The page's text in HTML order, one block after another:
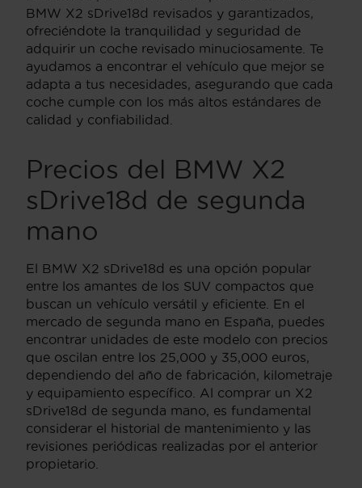
BMW X2 sDrive18d revisados y garantizados,
ofreciéndote la tranquilidad y seguridad de
adquirir un coche revisado minuciosamente. Te
ayudamos a encontrar el vehículo que mejor se
adapta a tus necesidades, asegurando que cada
coche cumple con los más altos estándares de
calidad y confiabilidad.
Precios del BMW X2
sDrive18d de segunda
mano
El BMW X2 sDrive18d es una opción popular
entre los amantes de los SUV compactos que
buscan un vehículo versátil y eficiente. En el
mercado de segunda mano en España, puedes
encontrar unidades de este modelo con precios
que oscilan entre los 25,000 y 35,000 euros,
dependiendo del año de fabricación, kilometraje
y equipamiento específico. Al comprar un X2
sDrive18d de segunda mano, es fundamental
considerar el historial de mantenimiento y las
revisiones periódicas realizadas por el anterior
propietario.